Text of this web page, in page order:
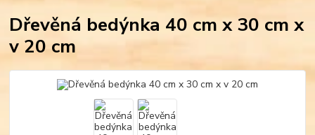
Dřevěná bedýnka 40 cm x 30 cm x
v 20 cm